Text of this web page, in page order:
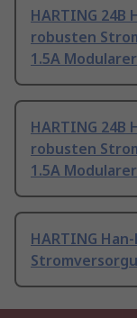
HARTING
robusten
1.5A
HARTING
robusten
1.5A
HARTING